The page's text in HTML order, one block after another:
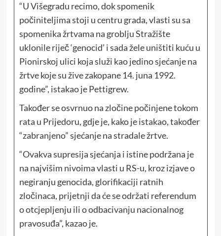
“U Višegradu recimo, dok spomenik
počiniteljima stoji u centru grada, vlasti su sa
spomenika žrtvama na groblju Stražište
uklonile riječ ‘genocid’ i sada žele uništiti kuću u
Pionirskoj ulici koja služi kao jedino sjećanje na
žrtve koje su žive zakopane 14. juna 1992.
godine”, istakao je Pettigrew.
Također se osvrnuo na zločine počinjene tokom
rata u Prijedoru, gdje je, kako je istakao, također
“zabranjeno” sjećanje na stradale žrtve.
“Ovakva supresija sjećanja i istine podržana je
na najvišim nivoima vlasti u RS-u, kroz izjave o
negiranju genocida, glorifikaciji ratnih
zločinaca, prijetnji da će se održati referendum
o otcjepljenju ili o odbacivanju nacionalnog
pravosuđa”, kazao je.